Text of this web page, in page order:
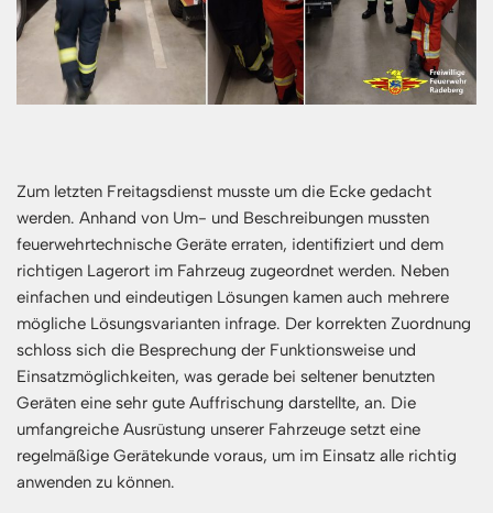
Zum letzten Freitagsdienst musste um die Ecke gedacht
werden. Anhand von Um- und Beschreibungen mussten
feuerwehrtechnische Geräte erraten, identifiziert und dem
richtigen Lagerort im Fahrzeug zugeordnet werden. Neben
einfachen und eindeutigen Lösungen kamen auch mehrere
mögliche Lösungsvarianten infrage. Der korrekten Zuordnung
schloss sich die Besprechung der Funktionsweise und
Einsatzmöglichkeiten, was gerade bei seltener benutzten
Geräten eine sehr gute Auffrischung darstellte, an. Die
umfangreiche Ausrüstung unserer Fahrzeuge setzt eine
regelmäßige Gerätekunde voraus, um im Einsatz alle richtig
anwenden zu können.